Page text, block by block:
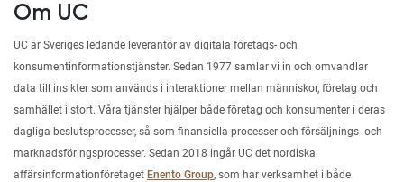
Om UC
UC är Sveriges ledande leverantör av digitala företags- och
konsumentinformationstjänster. Sedan 1977 samlar vi in och omvandlar
data till insikter som används i interaktioner mellan människor, företag och
samhället i stort. Våra tjänster hjälper både företag och konsumenter i deras
dagliga beslutsprocesser, så som finansiella processer och försäljnings- och
marknadsföringsprocesser. Sedan 2018 ingår UC det nordiska
affärsinformationföretaget Enento Group, som har verksamhet i både